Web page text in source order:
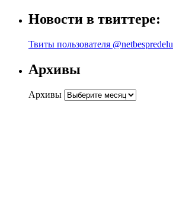
Новости в твиттере:
Твиты пользователя @netbespredelu
Архивы
Архивы